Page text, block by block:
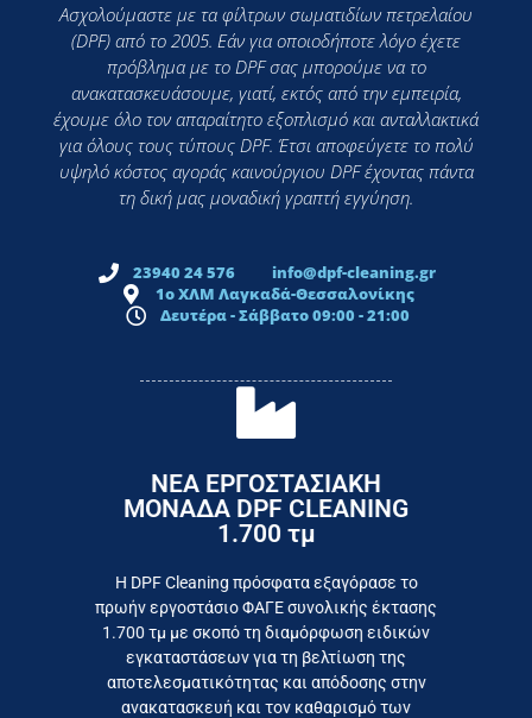
Ασχολούμαστε με τα φίλτρων σωματιδίων πετρελαίου
(DPF) από το 2005. Εάν για οποιοδήποτε λόγο έχετε
πρόβλημα με το DPF σας μπορούμε να το
ανακατασκευάσουμε, γιατί, εκτός από την εμπειρία,
έχουμε όλο τον απαραίτητο εξοπλισμό και ανταλλακτικά
για όλους τους τύπους DPF. Έτσι αποφεύγετε το πολύ
υψηλό κόστος αγοράς καινούργιου DPF έχοντας πάντα
τη δική μας μοναδική γραπτή εγγύηση.
23940 24 576
info@dpf-cleaning.gr
1ο ΧΛΜ Λαγκαδά-Θεσσαλονίκης
Δευτέρα - Σάββατο 09:00 - 21:00
ΝΕΑ ΕΡΓΟΣΤΑΣΙΑΚΗ
ΜΟΝΑΔΑ DPF CLEANING
1.700 τμ
Η DPF Cleaning πρόσφατα εξαγόρασε το
πρωήν εργοστάσιο ΦΑΓΕ συνολικής έκτασης
1.700 τμ με σκοπό τη διαμόρφωση ειδικών
εγκαταστάσεων για τη βελτίωση της
αποτελεσματικότητας και απόδοσης στην
ανακατασκευή και τον καθαρισμό των
Εργαζόμαστε καθημερινά για
το συμφέρον του τελικού
καταναλωτή